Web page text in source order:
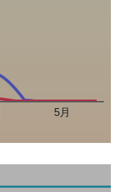
5月